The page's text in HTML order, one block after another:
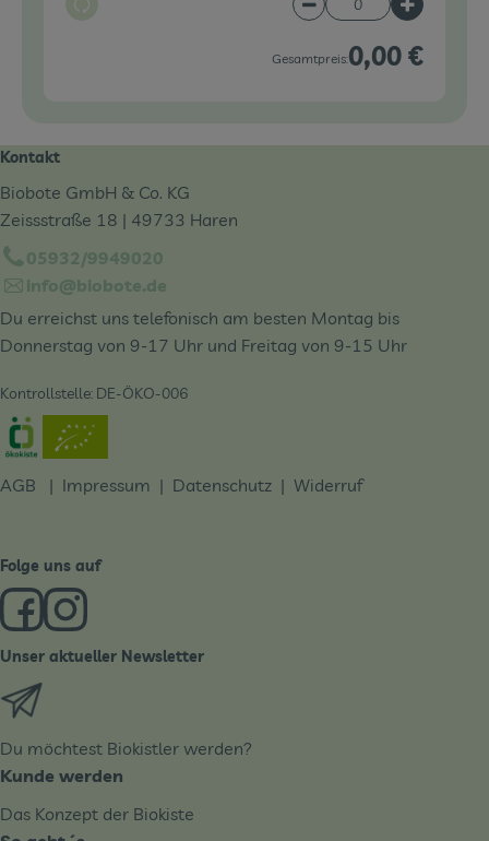
Auswahl ändern Artikelanzahl
Gesamtpreis:0,00 €
Kontakt
Biobote GmbH & Co. KG
Zeissstraße 18 | 49733 Haren
05932/9949020
info@biobote.de
Du erreichst uns telefonisch am besten Montag bis
Donnerstag von 9-17 Uhr und Freitag von 9-15 Uhr
Kontrollstelle: DE-ÖKO-006
Externer Link zu https://www.oekokiste.de/
AGB | Impressum | Datenschutz | Widerruf
Folge uns auf
Externer Link zu https://www.facebook.com/derBiobote/
Externer Link zu https://www.instagram.com/
Unser aktueller Newsletter
Du möchtest Biokistler werden?
Kunde werden
Das Konzept der Biokiste